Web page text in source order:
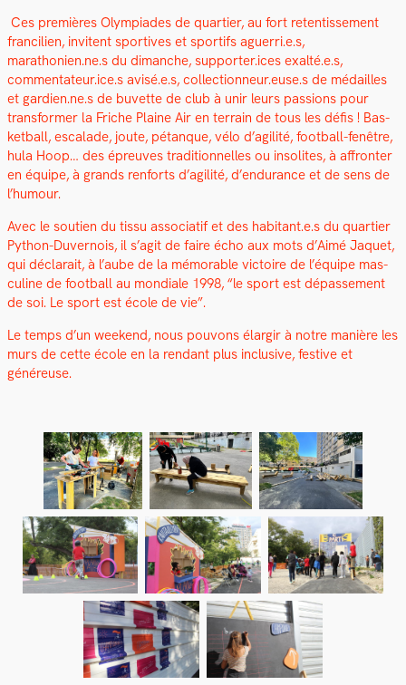
Ces pre­mières Olympiades de quarti­er, au fort reten­tisse­ment
fran­cilien, invi­tent sportives et sportifs aguerri.e.s,
marathonien.ne.s du dimanche, supporter.ices exalté.e.s,
commentateur.ice.s avisé.e.s, collectionneur.euse.s de médailles
et gardien.ne.s de buvette de club à unir leurs pas­sions pour
trans­former la Friche Plaine Air en ter­rain de tous les défis ! Bas­
ket­ball, escalade, joute, pétanque, vélo d’agilité, foot­ball-fenêtre,
hula Hoop… des épreuves tra­di­tion­nelles ou inso­lites, à affron­ter
en équipe, à grands ren­forts d’agilité, d’endurance et de sens de
l’humour.
Avec le sou­tien du tis­su asso­ci­atif et des habitant.e.s du quarti­er
Python-Duver­nois, il s’agit de faire écho aux mots d’Aimé Jaquet,
qui déclarait, à l’aube de la mémorable vic­toire de l’équipe mas­
cu­line de foot­ball au mon­di­ale 1998, “le sport est dépasse­ment
de soi. Le sport est école de vie”.
Le temps d’un week­end, nous pou­vons élargir à notre manière les
murs de cette école en la ren­dant plus inclu­sive, fes­tive et
généreuse.